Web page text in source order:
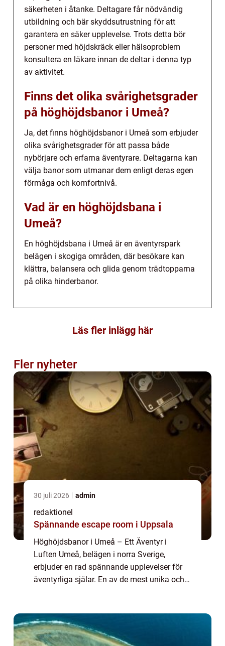
säkerheten i åtanke. Deltagare får nödvändig
utbildning och bär skyddsutrustning för att
garantera en säker upplevelse. Trots detta bör
personer med höjdskräck eller hälsoproblem
konsultera en läkare innan de deltar i denna typ
av aktivitet.
Finns det olika svårighetsgrader
på höghöjdsbanor i Umeå?
Ja, det finns höghöjdsbanor i Umeå som erbjuder
olika svårighetsgrader för att passa både
nybörjare och erfarna äventyrare. Deltagarna kan
välja banor som utmanar dem enligt deras egen
förmåga och komfortnivå.
Vad är en höghöjdsbana i
Umeå?
En höghöjdsbana i Umeå är en äventyrspark
belägen i skogiga områden, där besökare kan
klättra, balansera och glida genom trädtopparna
på olika hinderbanor.
Läs fler inlägg här
Fler nyheter
30 juli 2026 admin
redaktionel
Spännande escape room i Uppsala
Höghöjdsbanor i Umeå – Ett Äventyr i
Luften Umeå, belägen i norra Sverige,
erbjuder en rad spännande upplevelser för
äventyrliga själar. En av de mest unika och